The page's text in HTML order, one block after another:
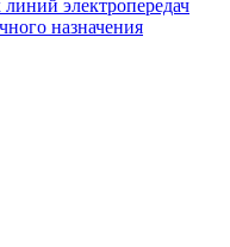
электропередач
назначения